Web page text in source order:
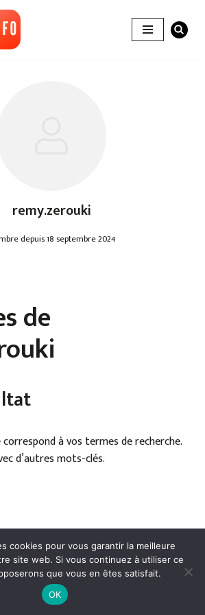
remy.zerouki
depuis 18 septembre 2024
de
à vos termes de recherche.
d’autres mots-clés.
Politique de confidentialité
● Droits réservés © Cerfav - 2024
cookies pour vous garantir la meilleure
site web. Si vous continuez à utiliser ce
que vous en êtes satisfait.
OK